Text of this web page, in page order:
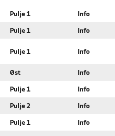
Pulje 1 Info
Pulje 1 Info
Pulje 1 Info
Øst Info
Pulje 1 Info
Pulje 2 Info
Pulje 1 Info